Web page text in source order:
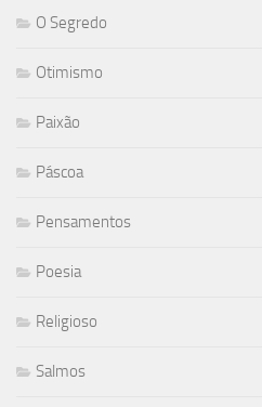
O Segredo
Otimismo
Paixão
Páscoa
Pensamentos
Poesia
Religioso
Salmos